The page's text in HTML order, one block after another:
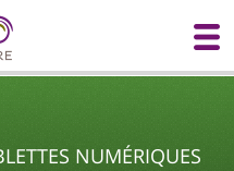
NUMÉRIQUES